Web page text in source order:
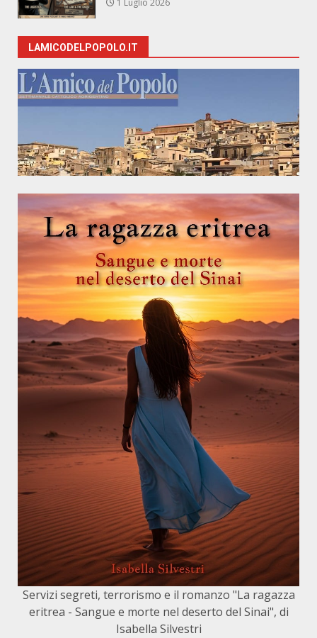
1 Luglio 2026
LAMICODELPOPOLO.IT
Servizi segreti, terrorismo e il romanzo "La ragazza
eritrea - Sangue e morte nel deserto del Sinai", di
Isabella Silvestri